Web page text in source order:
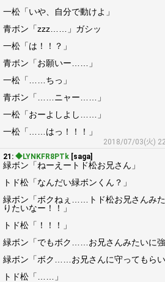
一松「いや、自分で動けよ」
青ボン「zzz……」ガシッ
一松「は！！？」
青ボン「お願いー……」
一松「……ちっ」
青ボン「……ニャー……」
一松「おーよしよし……」
一松「……はっ！！！」
2018/07/03(火)
21: ◆LYNKFR8PTk [saga]
緑ボン「ねーえートド松お兄さん」
トド松「なんだい緑ボンくん？」
緑ボン「ボクねぇ……トド松お兄さんみ
りたいなー！！」
トド松「！！！」
緑ボン「でもボク……お兄さんみたいに強
緑ボン「ボク……お兄さんに守ってもら
トド松「……」